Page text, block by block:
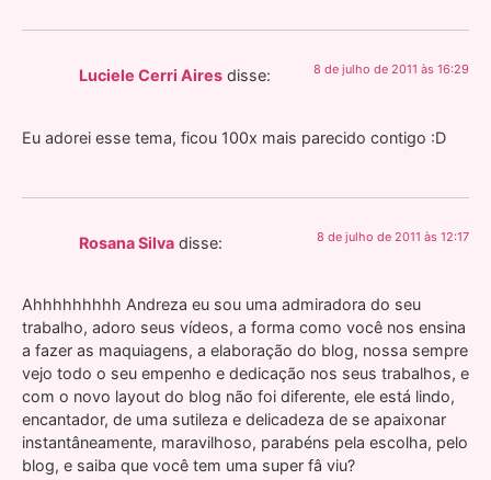
Luciele Cerri Aires disse: 8 de julho de 2011 às 16:29
Eu adorei esse tema, ficou 100x mais parecido contigo :D
Rosana Silva disse: 8 de julho de 2011 às 12:17
Ahhhhhhhhh Andreza eu sou uma admiradora do seu
trabalho, adoro seus vídeos, a forma como você nos ensina
a fazer as maquiagens, a elaboração do blog, nossa sempre
vejo todo o seu empenho e dedicação nos seus trabalhos, e
com o novo layout do blog não foi diferente, ele está lindo,
encantador, de uma sutileza e delicadeza de se apaixonar
instantâneamente, maravilhoso, parabéns pela escolha, pelo
blog, e saiba que você tem uma super fâ viu?